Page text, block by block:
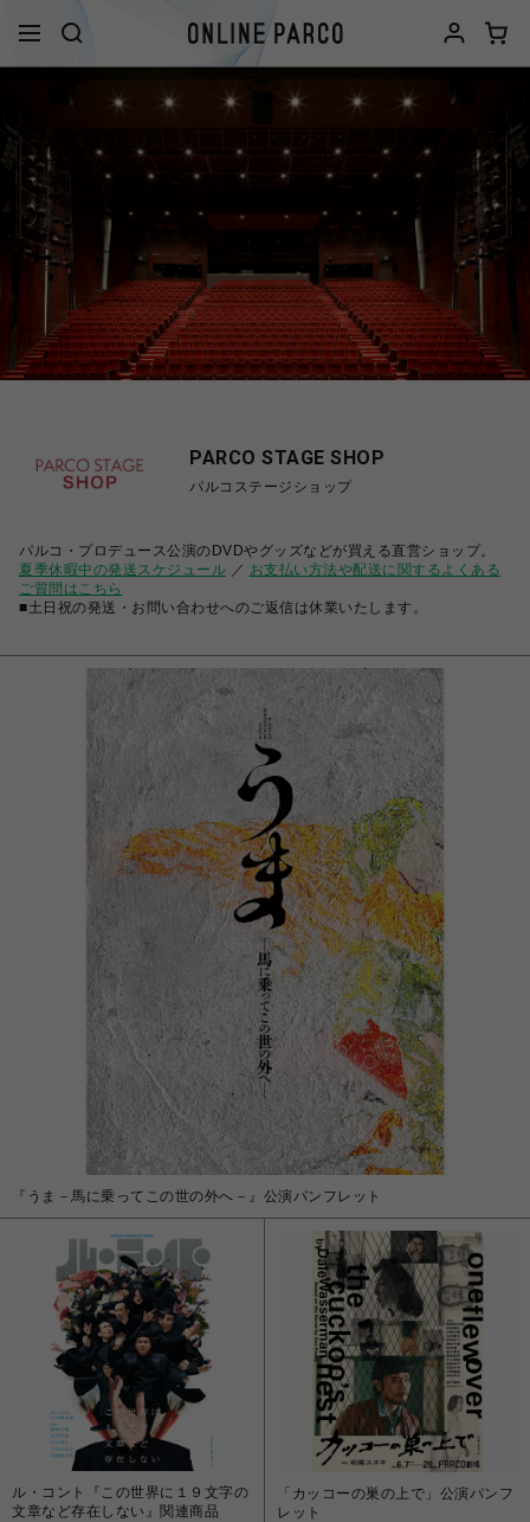
PARCO STAGE SHOP
パルコステージショップ
パルコ・プロデュース公演のDVDやグッズなどが買える直営ショップ。
夏季休暇中の発送スケジュール ／ お支払い方法や配送に関するよくある
ご質問はこちら
■土日祝の発送・お問い合わせへのご返信は休業いたします。
『うま－馬に乗ってこの世の外へ－』公演パンフレット
ル・コント『この世界に１９文字の
文章など存在しない』関連商品
「カッコーの巣の上で」公演パンフ
レット